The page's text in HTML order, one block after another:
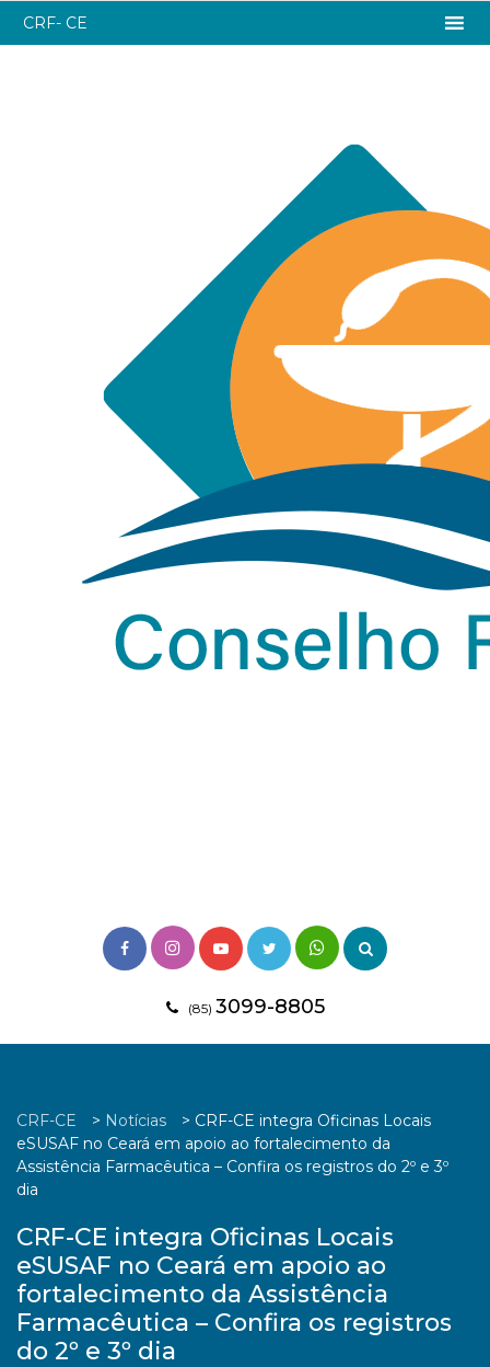
(85) 3099-8805
CRF- CE
CRF-CE > Notícias > CRF-CE integra Oficinas Locais
eSUSAF no Ceará em apoio ao fortalecimento da
Assistência Farmacêutica – Confira os registros do 2º e 3º
dia
CRF-CE integra Oficinas Locais
eSUSAF no Ceará em apoio ao
fortalecimento da Assistência
Farmacêutica – Confira os registros
do 2º e 3º dia